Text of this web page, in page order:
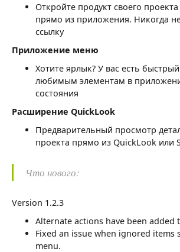
Откройте продукт своего
прямо из приложения. Никогда
ссылку
Приложение меню
Хотите ярлык? У вас есть
любимым элементам в
состояния
Расширение QuickLook
Предварительный просмотр
проекта прямо из QuickLook или
Что нового:
Version 1.2.3
Alternate actions have been added
Fixed an issue when ignored items
menu.